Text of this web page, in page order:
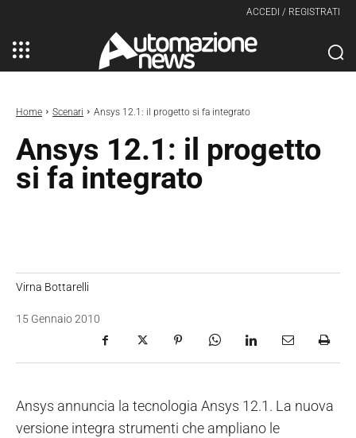
ACCEDI / REGISTRATI
Home Scenari Ansys 12.1: il progetto si fa integrato
Ansys 12.1: il progetto
si fa integrato
Virna Bottarelli
15 Gennaio 2010
Ansys annuncia la tecnologia Ansys 12.1. La nuova
versione integra strumenti che ampliano le